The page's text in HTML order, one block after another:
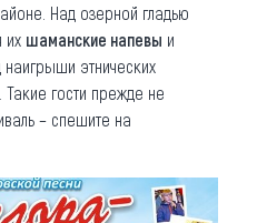
Над озерной гладью
их шаманские напевы и
этнических
Такие гости прежде не
– спешите на